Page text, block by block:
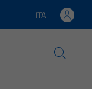
Lingua attiva:
ITA